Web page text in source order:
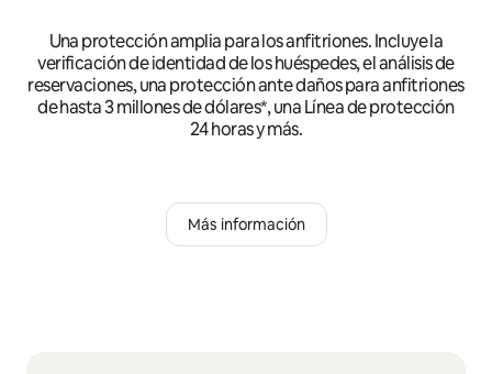
Una protección amplia para los anfitriones. Incluye la
verificación de identidad de los huéspedes, el análisis de
reservaciones, una protección ante daños para anfitriones
de hasta 3 millones de dólares*, una Línea de protección
24 horas y más.
Más información